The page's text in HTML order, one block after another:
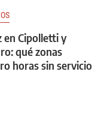
en Cipolletti y
qué zonas
horas sin servicio